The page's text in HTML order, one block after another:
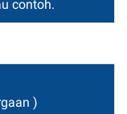
contoh.
)